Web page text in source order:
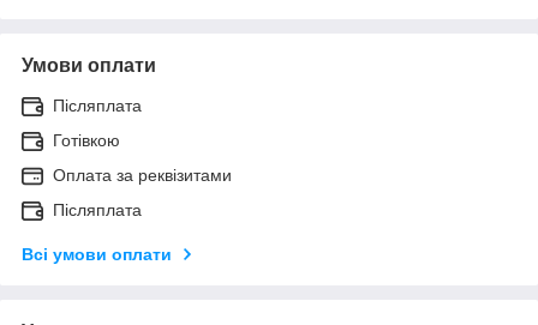
Умови оплати
Післяплата
Готівкою
Оплата за реквізитами
Післяплата
Всі умови оплати